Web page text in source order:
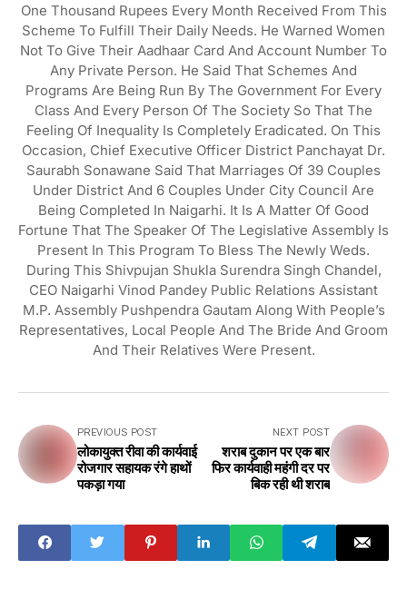
One Thousand Rupees Every Month Received From This
Scheme To Fulfill Their Daily Needs. He Warned Women
Not To Give Their Aadhaar Card And Account Number To
Any Private Person. He Said That Schemes And
Programs Are Being Run By The Government For Every
Class And Every Person Of The Society So That The
Feeling Of Inequality Is Completely Eradicated. On This
Occasion, Chief Executive Officer District Panchayat Dr.
Saurabh Sonawane Said That Marriages Of 39 Couples
Under District And 6 Couples Under City Council Are
Being Completed In Naigarhi. It Is A Matter Of Good
Fortune That The Speaker Of The Legislative Assembly Is
Present In This Program To Bless The Newly Weds.
During This Shivpujan Shukla Surendra Singh Chandel,
CEO Naigarhi Vinod Pandey Public Relations Assistant
M.P. Assembly Pushpendra Gautam Along With People’s
Representatives, Local People And The Bride And Groom
And Their Relatives Were Present.
PREVIOUS POST
लोकायुक्त रीवा की कार्यवाई
रोजगार सहायक रंगे हाथों
पकड़ा गया
NEXT POST
शराब दुकान पर एक बार
फिर कार्यवाही महंगी दर पर
बिक रही थी शराब